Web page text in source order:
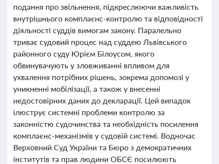
подання про звільнення, підкреслюючи важливість
внутрішнього комплаєнс-контролю та відповідності
діяльності суддів вимогам закону. Паралельно
триває судовий процес над суддею Львівського
районного суду Юрієм Білоусом, якого
обвинувачують у зловживанні впливом для
ухвалення потрібних рішень, зокрема допомозі у
уникненні мобілізації, а також у внесенні
недостовірних даних до декларації. Цей випадок
ілюструє системні проблеми контролю за
законністю судочинства та необхідність посилення
комплаєнс-механізмів у судовій системі. Водночас
Верховний Суд України та Бюро з демократичних
інститутів та прав людини ОБСЄ посилюють